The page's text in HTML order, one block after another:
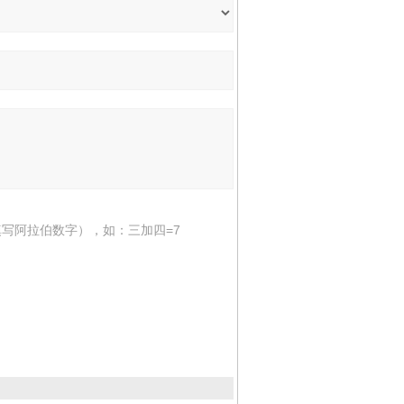
阿拉伯数字），如：三加四=7